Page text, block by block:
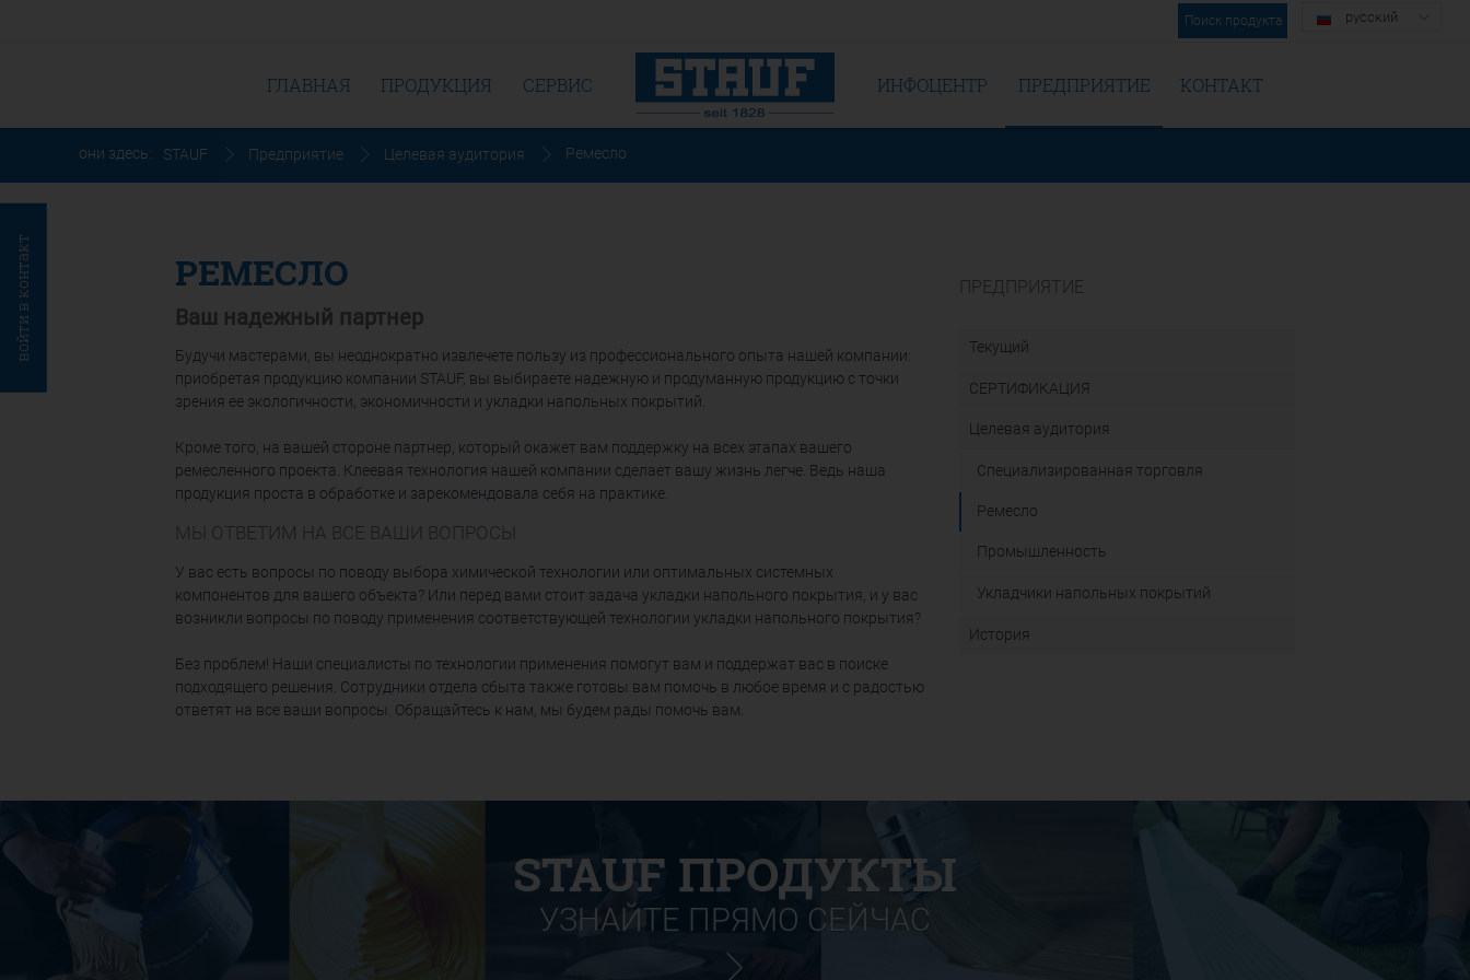
войти в контакт
Поиск продукта русский
ГЛАВНАЯ ПРОДУКЦИЯ СЕРВИС ИНФОЦЕНТР ПРЕДПРИЯТИЕ КОНТАКТ
они здесь: STAUF Предприятие Целевая аудитория Ремесло
РЕМЕСЛО
Ваш надежный партнер
Будучи мастерами, вы неоднократно извлечете пользу из профессионального опыта нашей компании:
приобретая продукцию компании STAUF, вы выбираете надежную и продуманную продукцию с точки
зрения ее экологичности, экономичности и укладки напольных покрытий.
Кроме того, на вашей стороне партнер, который окажет вам поддержку на всех этапах вашего
ремесленного проекта. Клеевая технология нашей компании сделает вашу жизнь легче. Ведь наша
продукция проста в обработке и зарекомендовала себя на практике.
МЫ ОТВЕТИМ НА ВСЕ ВАШИ ВОПРОСЫ
У вас есть вопросы по поводу выбора химической технологии или оптимальных системных
компонентов для вашего объекта? Или перед вами стоит задача укладки напольного покрытия, и у вас
возникли вопросы по поводу применения соответствующей технологии укладки напольного покрытия?
Без проблем! Наши специалисты по технологии применения помогут вам и поддержат вас в поиске
подходящего решения. Сотрудники отдела сбыта также готовы вам помочь в любое время и с радостью
ответят на все ваши вопросы. Обращайтесь к нам, мы будем рады помочь вам.
ПРЕДПРИЯТИЕ
Текущий
СЕРТИФИКАЦИЯ
Целевая аудитория
Специализированная торговля
Ремесло
Промышленность
Укладчики напольных покрытий
История
STAUF ПРОДУКТЫ
УЗНАЙТЕ ПРЯМО СЕЙЧАС